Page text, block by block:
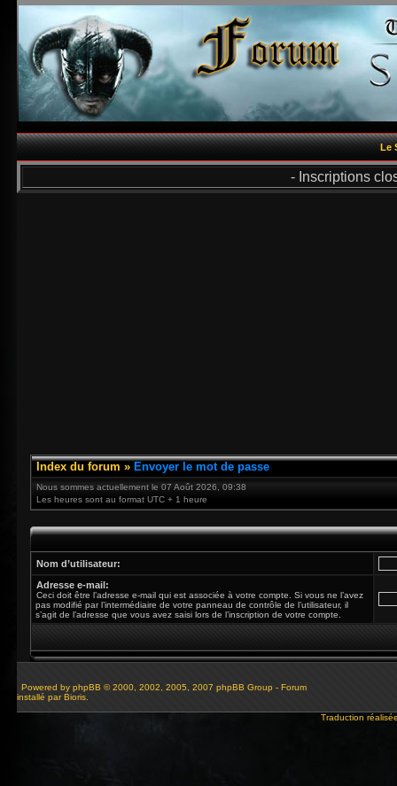
Le
- Inscriptions
Index du forum » Envoyer le mot de passe
Nous sommes actuellement le 07 Août 2026, 09:38
Les heures sont au format UTC + 1 heure
Nom d’utilisateur:
Adresse e-mail:
Ceci doit être l’adresse e-mail qui est associée à votre compte. Si vous ne l’avez
pas modifié par l’intermédiaire de votre panneau de contrôle de l’utilisateur, il
s’agit de l’adresse que vous avez saisi lors de l’inscription de votre compte.
Powered by phpBB © 2000, 2002, 2005, 2007 phpBB Group - Forum
installé par Bioris.
Traduction